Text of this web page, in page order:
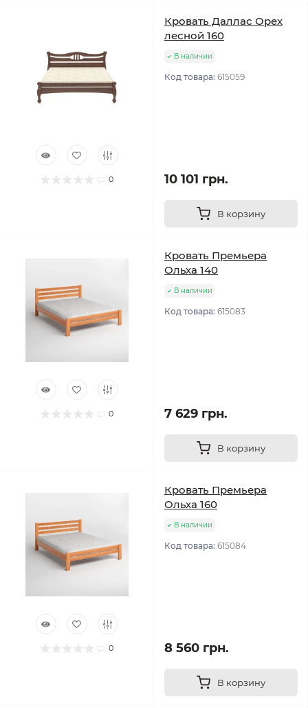
0
Кровать Даллас Орех
лесной 160
В наличии
Код товара: 615059
10 101 грн.
В корзину
0
Кровать Премьера
Ольха 140
В наличии
Код товара: 615083
7 629 грн.
В корзину
0
Кровать Премьера
Ольха 160
В наличии
Код товара: 615084
8 560 грн.
В корзину